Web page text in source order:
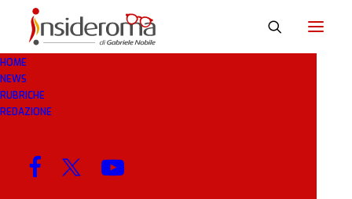
HOME
NEWS
RUBRICHE
REDAZIONE
CHABOT
MENU